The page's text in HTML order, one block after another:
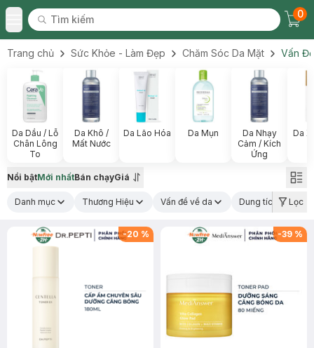
Toggle Menu
Tìm kiếm
Tìm kiếm
0
Trang chủ Sức Khỏe - Làm Đẹp Chăm Sóc Da Mặt Vấn
Da Dầu / Lỗ
Chân Lông
To
Da Khô /
Mất Nước
Da Lão Hóa Da Mụn
Da Nhạy
Cảm / Kích
Ứng
Da
Nổi bậtMới nhấtBán chạyGiá
Danh mục Thương Hiệu Vấn đề về da Dung tích Lọc
-20 % -39 %